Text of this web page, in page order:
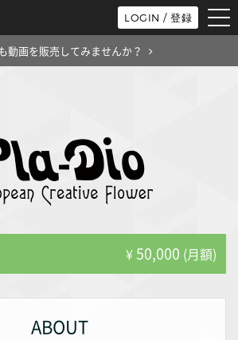
LOGIN / 登録
動画を販売してみませんか？
¥50,000 (月額)
ABOUT